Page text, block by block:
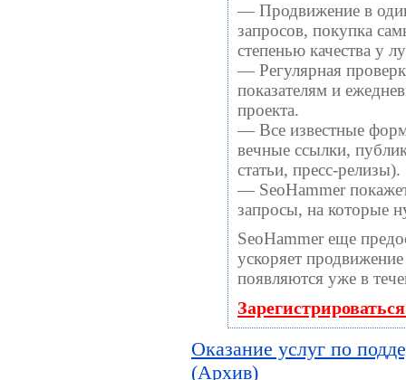
— Продвижение в
запросов, покупка
степенью качества у
— Регулярная
показателям и
проекта.
— Все известные
вечные ссылки,
статьи, пресс-релизы).
— SeoHammer
запросы, на которые
SeoHammer еще
ускоряет
появляются уже в
Оказание услуг по
(Архив)